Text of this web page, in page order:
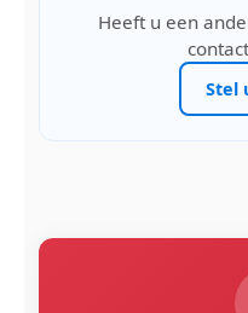
Heeft u een
Stel